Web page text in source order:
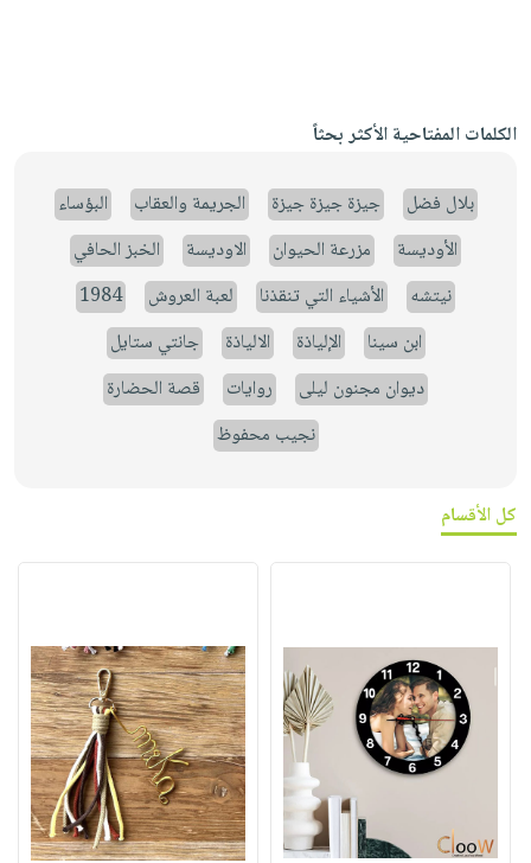
الكلمات المفتاحية الأكثر بحثاً
بلال فضل جيزة جيزة جيزة الجريمة والعقاب
البؤساء
الأوديسة
مزرعة الحيوان الاوديسة
الخبز الحافي
نيتشه
الأشياء التي تنقذنا لعبة العروش
1984
ابن سينا
الإلياذة الالياذة
جانتي ستايل
ديوان مجنون ليلى
روايات
قصة الحضارة
نجيب محفوظ
كل الأقسام